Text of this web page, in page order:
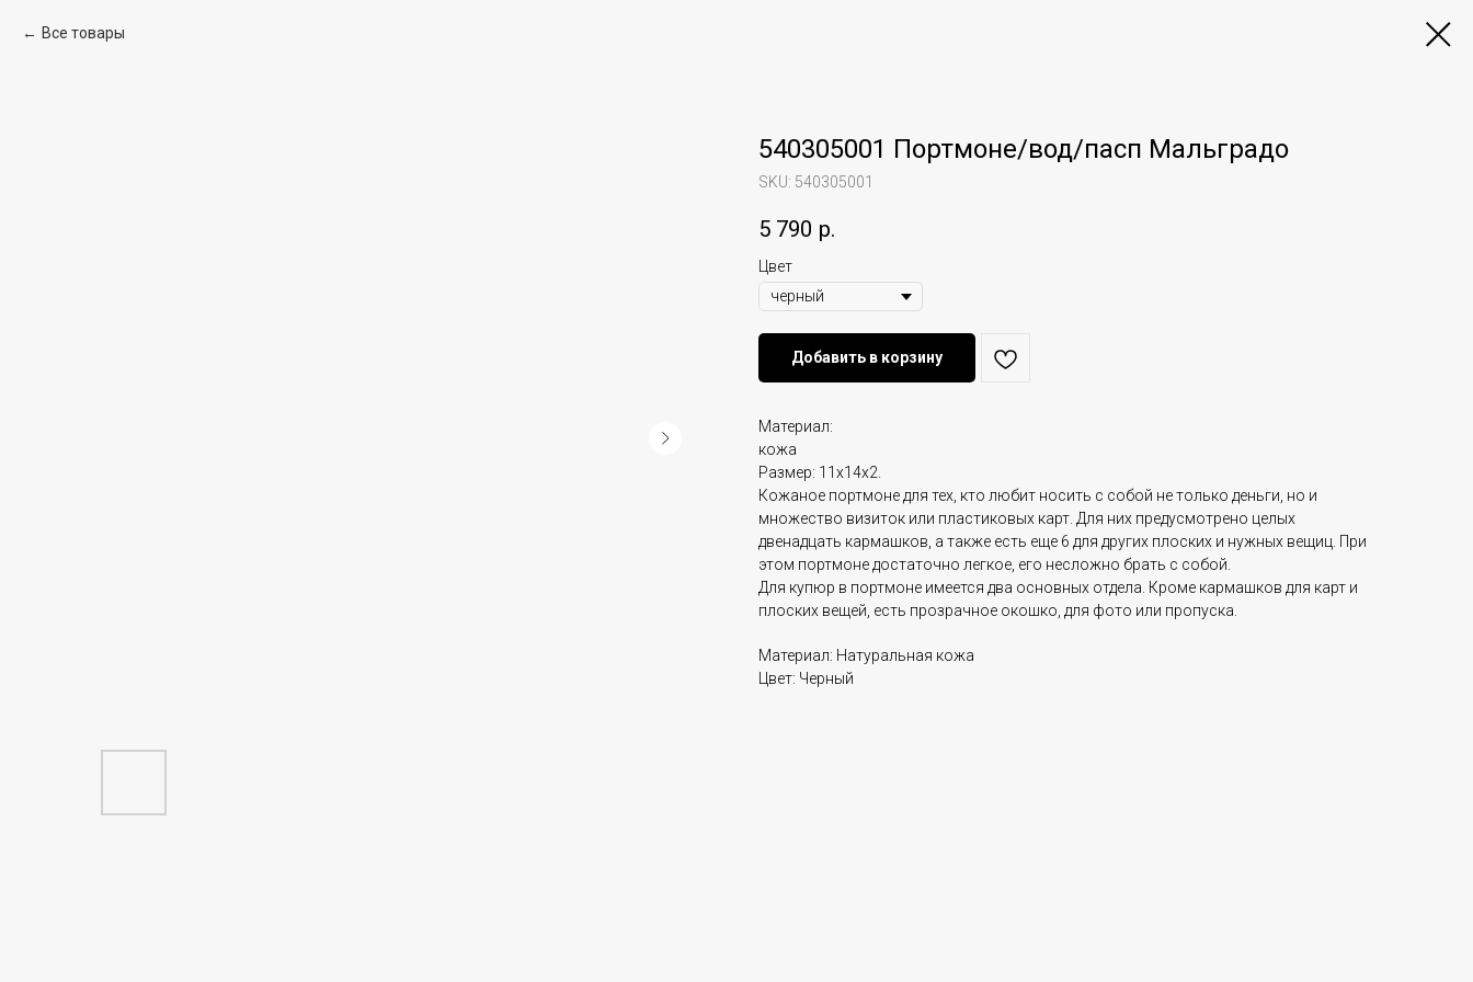
Все товары
540305001 Портмоне/вод/пасп Мальградо
SKU: 540305001
5 790 р.
Цвет
Добавить в корзину
Материал:
кожа
Размер: 11х14х2.
Кожаное портмоне для тех, кто любит носить с собой не только деньги, но и
множество визиток или пластиковых карт. Для них предусмотрено целых
двенадцать кармашков, а также есть еще 6 для других плоских и нужных вещиц. При
этом портмоне достаточно легкое, его несложно брать с собой.
Для купюр в портмоне имеется два основных отдела. Кроме кармашков для карт и
плоских вещей, есть прозрачное окошко, для фото или пропуска.
Материал: Натуральная кожа
Цвет: Черный